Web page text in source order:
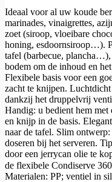
Ideaal voor al uw koude
marinades, vinaigrettes,
zoet (siroop, vloeibare
honing, esdoornsiroop…).
tafel (barbecue,
bodem om de inhoud en
Flexibele basis voor een
zacht te knijpen.
dankzij het druppelvrij
Handig: u bedient hem
en knijp in de basis.
naar de tafel. Slim
doseren bij het serveren.
door een jerrycan olie te
de flexibele Condiserve
Materialen: PP; ventiel in